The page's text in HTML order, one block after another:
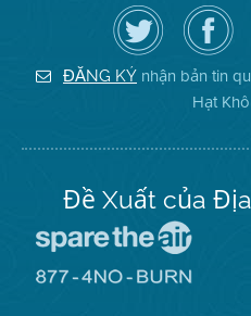
Hãy
theo
dõi
Địa
Hạt
Không
Truy
cập
Trang
của
Địa
Hạt
ĐĂNG KÝ nhận bản tin
Hạt
Đề Xuất của